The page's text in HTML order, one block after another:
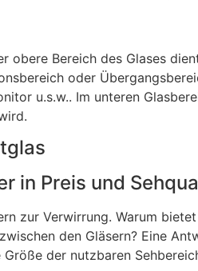
obere Bereich des Glases
oder
u.s.w.. Im unteren
in Preis und
zur Verwirrung. Warum
den Gläsern? Eine
der nutzbaren